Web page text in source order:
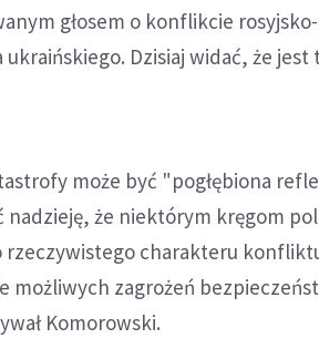
głosem o konflikcie
Dzisiaj widać, że
może być "pogłębiona
nadzieję, że niektórym kręgom
rzeczywistego charakteru
możliwych zagrożeń
Komorowski.